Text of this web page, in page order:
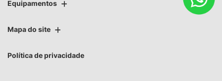
Equipamentos
Mapa do site
Política de privacidade